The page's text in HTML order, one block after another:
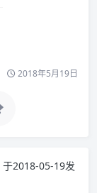
2018年5月19日
于2018-05-19发